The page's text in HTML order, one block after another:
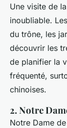
Une visite de
inoubliable.
du trône, les
découvrir les
de planifier la
fréquenté,
chinoises.
2. Notre
Notre Dame